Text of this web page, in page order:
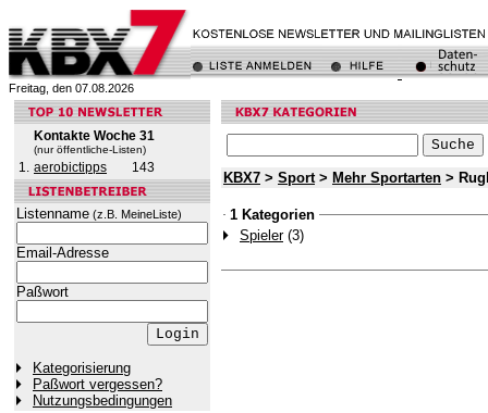
Freitag, den 07.08.2026
Kontakte Woche 31
(nur öffentliche-Listen)
1. aerobictipps 143
Listenname (z.B. MeineListe)
Email-Adresse
Paßwort
Kategorisierung
Paßwort vergessen?
Nutzungsbedingungen
KBX7 > Sport> Mehr Sportarten >
1 Kategorien
Spieler(3)